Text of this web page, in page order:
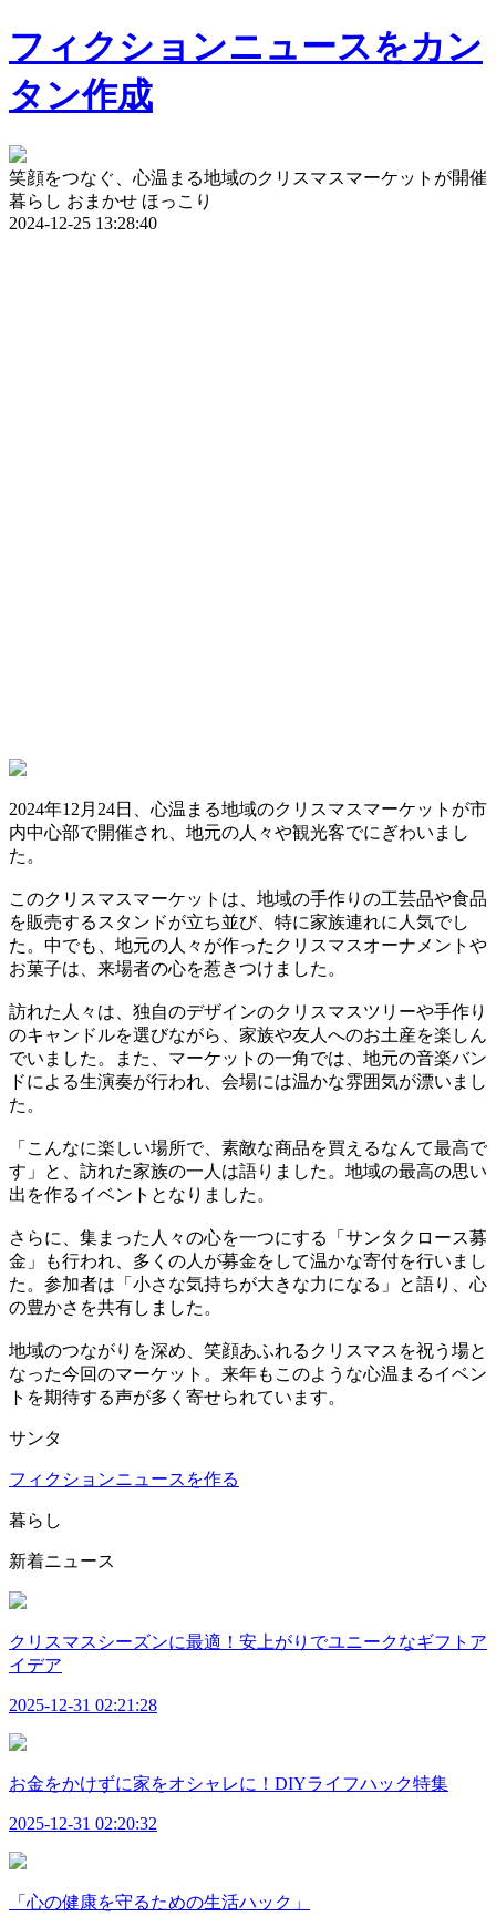
フィクションニュースをカン
タン作成
笑顔をつなぐ、心温まる地域のクリスマスマーケットが開催
暮らし おまかせ ほっこり
2024-12-25 13:28:40
2024年12月24日、心温まる地域のクリスマスマーケットが市
内中心部で開催され、地元の人々や観光客でにぎわいまし
た。
このクリスマスマーケットは、地域の手作りの工芸品や食品
を販売するスタンドが立ち並び、特に家族連れに人気でし
た。中でも、地元の人々が作ったクリスマスオーナメントや
お菓子は、来場者の心を惹きつけました。
訪れた人々は、独自のデザインのクリスマスツリーや手作り
のキャンドルを選びながら、家族や友人へのお土産を楽しん
でいました。また、マーケットの一角では、地元の音楽バン
ドによる生演奏が行われ、会場には温かな雰囲気が漂いまし
た。
「こんなに楽しい場所で、素敵な商品を買えるなんて最高で
す」と、訪れた家族の一人は語りました。地域の最高の思い
出を作るイベントとなりました。
さらに、集まった人々の心を一つにする「サンタクロース募
金」も行われ、多くの人が募金をして温かな寄付を行いまし
た。参加者は「小さな気持ちが大きな力になる」と語り、心
の豊かさを共有しました。
地域のつながりを深め、笑顔あふれるクリスマスを祝う場と
なった今回のマーケット。来年もこのような心温まるイベン
トを期待する声が多く寄せられています。
サンタ
フィクションニュースを作る
暮らし
新着ニュース
クリスマスシーズンに最適！安上がりでユニークなギフトア
イデア
2025-12-31 02:21:28
お金をかけずに家をオシャレに！DIYライフハック特集
2025-12-31 02:20:32
「心の健康を守るための生活ハック」